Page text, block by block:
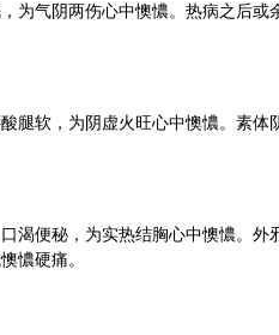
为气阴两伤心中懊憹。热病之后或
腿软，为阴虚火旺心中懊憹。素体
渴便秘，为实热结胸心中懊憹。外
憹硬痛。